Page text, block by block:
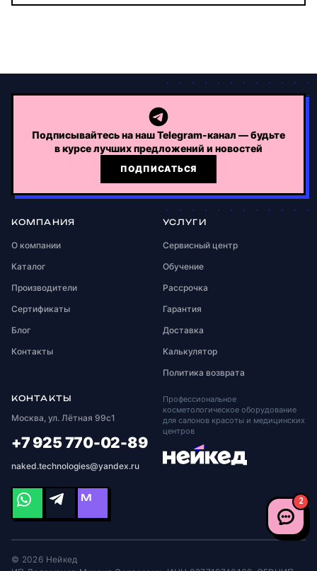
по России включена.
Подписывайтесь на наш Telegram-канал — будьте
в курсе лучших предложений и новостей
ПОДПИСАТЬСЯ
КОМПАНИЯ
О компании
Каталог
Производители
Сертификаты
Блог
Контакты
УСЛУГИ
Сервисный центр
Обучение
Рассрочка
Гарантия
Доставка
Калькулятор
Политика возврата
КОНТАКТЫ
Москва, ул. Лётная 99с1
+7 925 770-02-89
naked.technologies@yandex.ru
M
Профессиональное
косметологическое оборудование
для салонов красоты и медицинских
центров
© 2026 Нейкед
2